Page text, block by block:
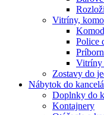
Vitríny,
Police
Vitríny
Zostavy do
Nábytok do
Doplnky do
Kontajnery